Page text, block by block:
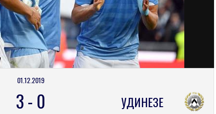
УДИНЕЗЕ
01.12.2019
3- 0